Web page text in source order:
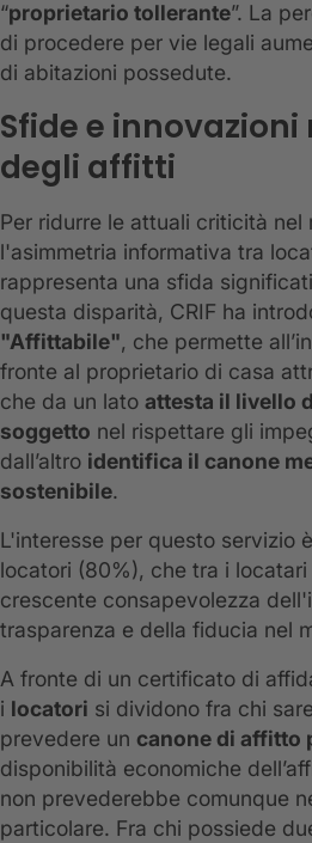
“proprietario tollerante”. La
di procedere per vie legali
di abitazioni possedute.
Sfide e
degli affitti
Per ridurre le attuali criticità
l'asimmetria informativa tra
rappresenta una sfida
questa disparità, CRIF ha
"Affittabile", che permette
fronte al proprietario di casa
che da un lato attesta il livello
soggetto nel rispettare gli
dall’altro identifica il canone
sostenibile.
L'interesse per questo servizio
locatori (80%), che tra i
crescente consapevolezza
trasparenza e della fiducia nel
A fronte di un certificato di
i locatori si dividono fra chi
prevedere un canone di affitto
disponibilità economiche
non prevederebbe comunque
particolare. Fra chi possiede